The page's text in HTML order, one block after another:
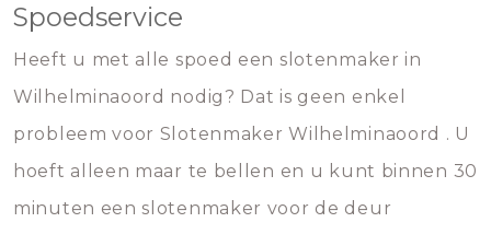
Spoedservice
Heeft u met alle spoed een slotenmaker in
Wilhelminaoord nodig? Dat is geen enkel
probleem voor Slotenmaker Wilhelminaoord . U
hoeft alleen maar te bellen en u kunt binnen 30
minuten een slotenmaker voor de deur